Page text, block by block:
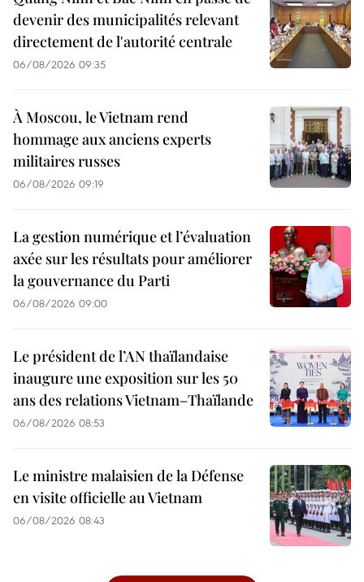
devenir des municipalités relevant
directement de l'autorité centrale
06/08/2026 09:35
À Moscou, le Vietnam rend
hommage aux anciens experts
militaires russes
06/08/2026 09:19
La gestion numérique et l’évaluation
axée sur les résultats pour améliorer
la gouvernance du Parti
06/08/2026 09:00
Le président de l’AN thaïlandaise
inaugure une exposition sur les 50
ans des relations Vietnam–Thaïlande
06/08/2026 08:53
Le ministre malaisien de la Défense
en visite officielle au Vietnam
06/08/2026 08:43